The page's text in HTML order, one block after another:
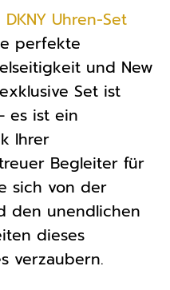
DKNY Uhren-Set
perfekte
und New
Set ist
es ist ein
Ihrer
Begleiter für
sich von der
den unendlichen
dieses
verzaubern.